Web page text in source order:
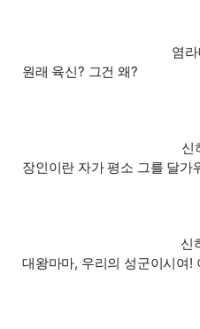
염
원래 육신? 그건 왜?
신
장인이란 자가 평소 그를 달가
신
대왕마마, 우리의 성군이시여!